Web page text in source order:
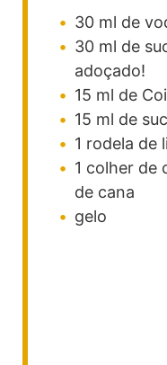
30 ml de
30 ml de
adoçado!
15 ml de
15 ml de
1 rodela de
1 colher de
de cana
gelo